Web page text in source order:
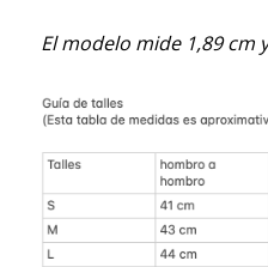
El modelo mide 1,89 cm